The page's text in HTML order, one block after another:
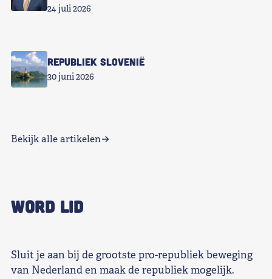
24 juli 2026
Republiek Slovenië
30 juni 2026
Bekijk alle artikelen
WORD LID
Sluit je aan bij de grootste pro-republiek beweging
van Nederland en maak de republiek mogelijk.